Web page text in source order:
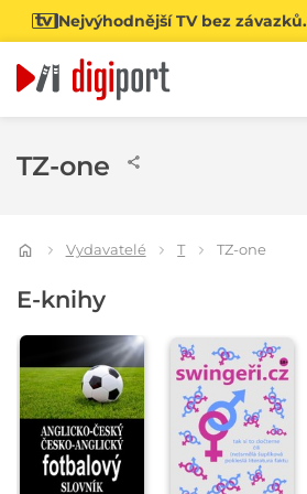
Nejvýhodnější TV bez závazků.
TZ-one
Vydavatelé T TZ-one
E-knihy